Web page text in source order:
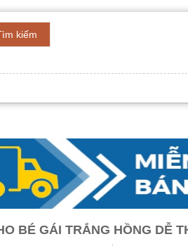
kiếm
BÉ GÁI TRẮNG HỒNG DỄ